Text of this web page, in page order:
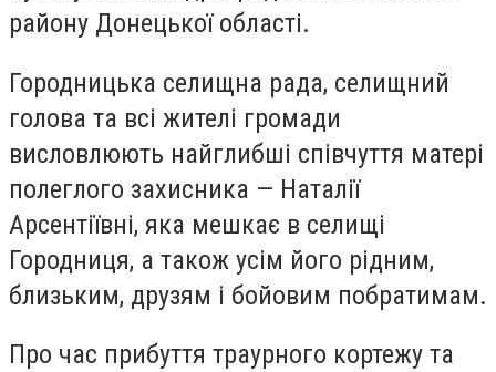
району Донецької області.
Городницька селищна рада, селищний
голова та всі жителі громади
висловлюють найглибші співчуття матері
полеглого захисника — Наталії
Арсентіївні, яка мешкає в селищі
Городниця, а також усім його рідним,
близьким, друзям і бойовим побратимам.
Про час прибуття траурного кортежу та